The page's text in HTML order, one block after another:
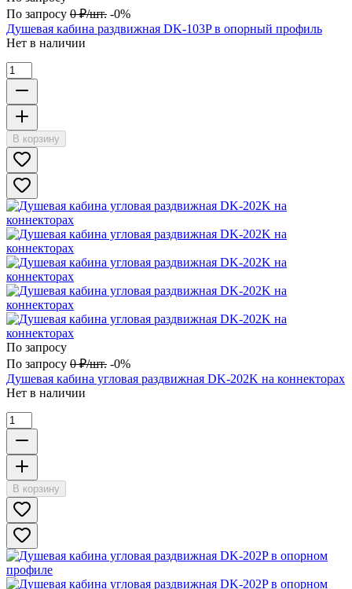
По запросу 0 ₽/шт. -0%
Душевая кабина раздвижная DK-103P в опорный профиль
Нет в наличии
В корзину
По запросу
По запросу 0 ₽/шт. -0%
Душевая кабина угловая раздвижная DK-202K на коннекторах
Нет в наличии
В корзину